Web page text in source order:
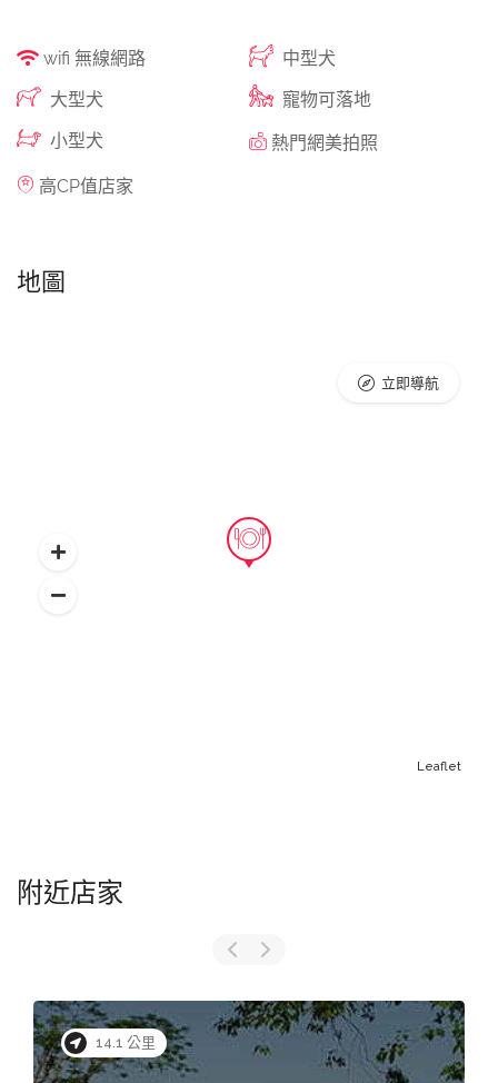
wifi 無線網路
中型犬
大型犬
寵物可落地
小型犬
熱門網美拍照
高CP值店家
地圖
Leaflet
立即導航
附近店家
14.1 公里